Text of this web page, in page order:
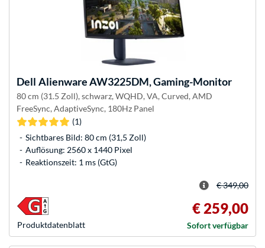
Dell Alienware AW3225DM, Gaming-Monitor
80 cm (31.5 Zoll), schwarz, WQHD, VA, Curved, AMD
FreeSync, AdaptiveSync, 180Hz Panel
(1)
Sichtbares Bild: 80 cm (31,5 Zoll)
Auflösung: 2560 x 1440 Pixel
Reaktionszeit: 1 ms (GtG)
Produkt­datenblatt
€ 349,00
€ 259,00
Sofort verfügbar